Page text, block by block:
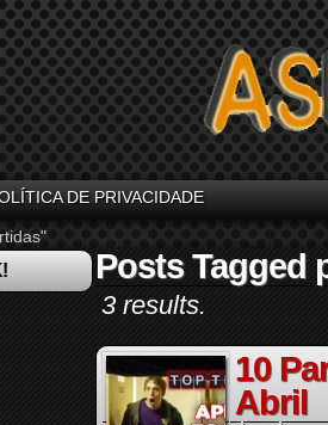
DE PRIVACIDADE
Posts Tagged
3 results.
10
Abril